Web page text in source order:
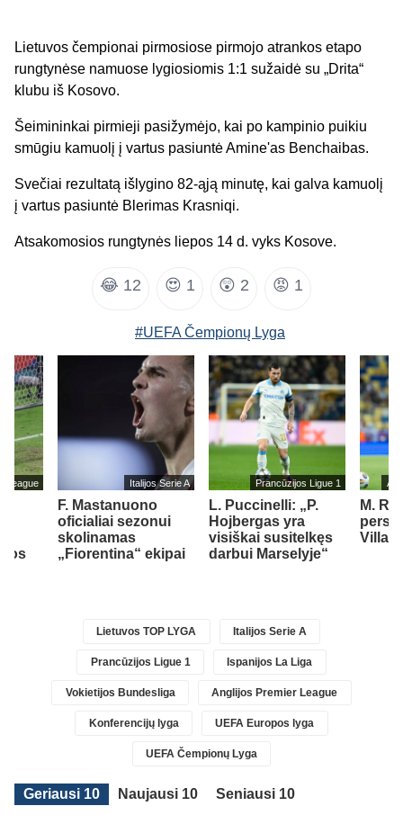
Lietuvos čempionai pirmosiose pirmojo atrankos etapo
rungtynėse namuose lygiosiomis 1:1 sužaidė su „Drita“
klubu iš Kosovo.
Šeimininkai pirmieji pasižymėjo, kai po kampinio puikiu
smūgiu kamuolį į vartus pasiuntė Amine'as Benchaibas.
Svečiai rezultatą išlygino 82-ąją minutę, kai galva kamuolį
į vartus pasiuntė Blerimas Krasniqi.
Atsakomosios rungtynės liepos 14 d. vyks Kosove.
😂 12 😍 1 😲 2 😡 1
#UEFA Čempionų Lyga
League Italijos Serie A
F. Mastanuono
oficialiai sezonui
skolinamas
„Fiorentina“ ekipai
Prancūzijos Ligue 1
L. Puccinelli: „P.
Hojbergas yra
visiškai susitelkęs
darbui Marselyje“
M.
Villa“
Lietuvos TOP LYGA Italijos Serie A
Prancūzijos Ligue 1 Ispanijos La Liga
Vokietijos Bundesliga Anglijos Premier League
Konferencijų lyga UEFA Europos lyga
UEFA Čempionų Lyga
Geriausi 10 Naujausi 10
Seniausi 10